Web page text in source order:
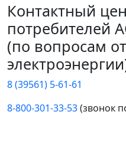
Контактный
потребителей
(по вопросам
8 (39561) 5-61-61
8-800-301-33-53(звонок